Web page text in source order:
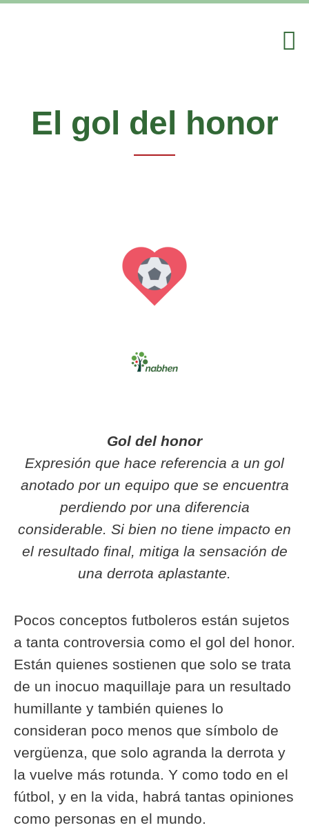
El gol del honor
Gol del honor
Expresión que hace referencia a un gol
anotado por un equipo que se encuentra
perdiendo por una diferencia
considerable. Si bien no tiene impacto en
el resultado final, mitiga la sensación de
una derrota aplastante.
Pocos conceptos futboleros están sujetos
a tanta controversia como el gol del honor.
Están quienes sostienen que solo se trata
de un inocuo maquillaje para un resultado
humillante y también quienes lo
consideran poco menos que símbolo de
vergüenza, que solo agranda la derrota y
la vuelve más rotunda. Y como todo en el
fútbol, y en la vida, habrá tantas opiniones
como personas en el mundo.